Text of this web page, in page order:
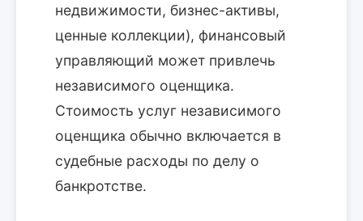
недвижимости, бизнес-активы,
ценные коллекции), финансовый
управляющий может привлечь
независимого оценщика.
Стоимость услуг независимого
оценщика обычно включается в
судебные расходы по делу о
банкротстве.